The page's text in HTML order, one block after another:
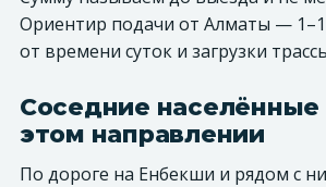
Ориентир подачи от Алматы —
от времени суток и загрузки
Соседние населённые
этом направлении
По дороге на Енбекши и рядом с